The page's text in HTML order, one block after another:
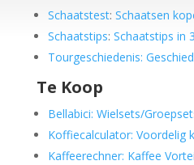
Schaatstest: Schaatsen
Schaatstips: Schaatstips in
Tourgeschiedenis:
Te Koop
Bellabici: Wielsets/
Koffiecalculator: Voordelig
Kaffeerechner: Kaffee